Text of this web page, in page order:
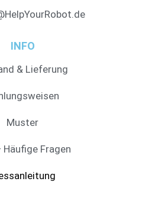
INFO
& Lieferung
Muster
Häufige Fragen